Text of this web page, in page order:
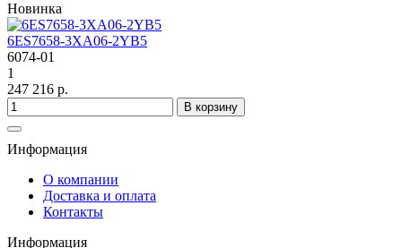
Новинка
6ES7658-3XA06-2YB5
6074-01
1
247 216 р.
В корзину
Информация
О компании
Доставка и оплата
Контакты
Информация